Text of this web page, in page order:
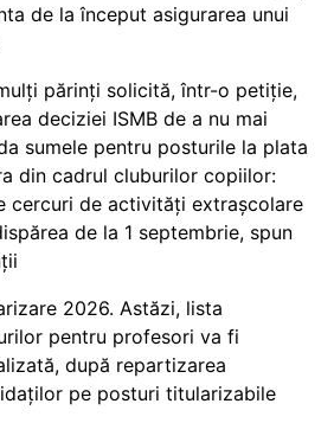
de la început asigurarea unui
părinți solicită, într-o petiție,
deciziei ISMB de a nu mai
sumele pentru posturile la plata
din cadrul cluburilor copiilor:
cercuri de activități extrașcolare
de la 1 septembrie, spun
2026. Astăzi, lista
pentru profesori va fi
după repartizarea
pe posturi titularizabile